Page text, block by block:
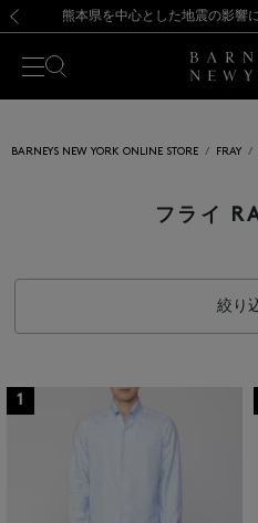
熊本県を中心とした地震の影響
【開催中】SUMMER
BARNEYS NEW YORK ONLINE STORE FRAY
フライ
絞り
1